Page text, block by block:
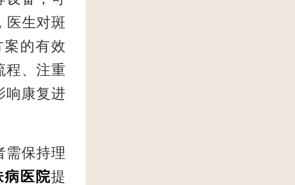
医生对斑
的有效
程、注重
响康复进
保持理
病医院提